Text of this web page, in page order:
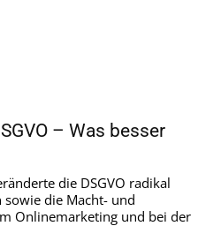
– Was besser
die DSGVO radikal
die Macht- und
Onlinemarketing und bei der